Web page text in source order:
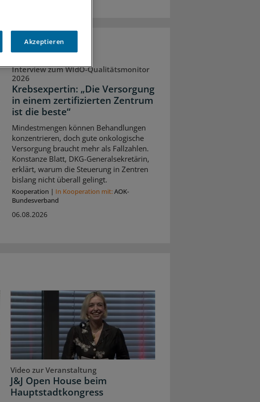
Interview zum WIdO-Qualitätsmonitor
2026
Krebsexpertin: „Die Versorgung
in einem zertifizierten Zentrum
ist die beste“
Mindestmengen können Behandlungen
konzentrieren, doch gute onkologische
Versorgung braucht mehr als Fallzahlen.
Konstanze Blatt, DKG-Generalsekretärin,
erklärt, warum die Steuerung in Zentren
bislang nicht überall gelingt.
Kooperation | In Kooperation mit:AOK-
Bundesverband
06.08.2026
Video zur Veranstaltung
J&J Open House beim
Hauptstadtkongress
Akzeptieren